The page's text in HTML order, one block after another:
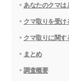
あなたのクマは
クマ取りを受
クマ取りに関す
まとめ
調査概要